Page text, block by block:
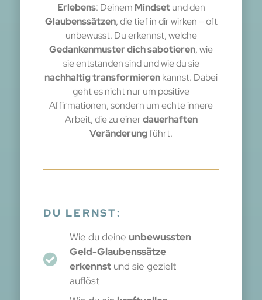
Erlebens: Deinem Mindsetund den
Glaubenssätzen, die tief in dir wirken – oft
unbewusst. Du erkennst, welche
Gedankenmuster dich sabotieren, wie
sie entstanden sind und wie du sie
nachhaltig transformierenkannst. Dabei
geht es nicht nur um positive
Affirmationen, sondern um echte innere
Arbeit, die zu einerdauerhaften
Veränderungführt.
DU LERNST:
Wie du deine unbewussten
Geld-Glaubenssätze
erkennst und sie gezielt
auflöst